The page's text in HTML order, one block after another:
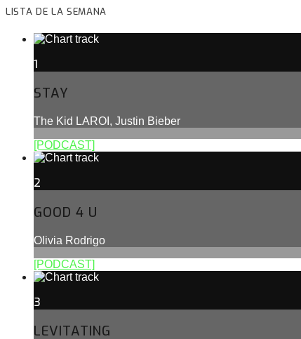
LISTA DE LA SEMANA
1
STAY
The Kid LAROI, Justin Bieber
[PODCAST]
2
GOOD 4 U
Olivia Rodrigo
[PODCAST]
3
LEVITATING